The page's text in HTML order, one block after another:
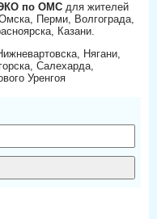
по ОМС для жителей
Перми, Волгограда,
Казани.
Нягани,
Салехарда,
Уренгоя